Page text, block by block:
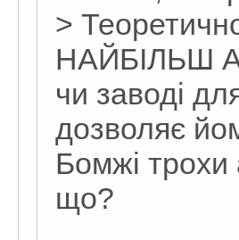
>
НАЙБІЛЬШ
чи заводі
дозволяє
Бомжі трохи
що?